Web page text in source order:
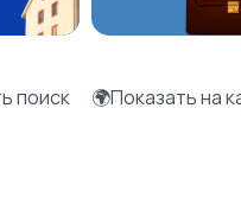
поиск 🌍Показать на